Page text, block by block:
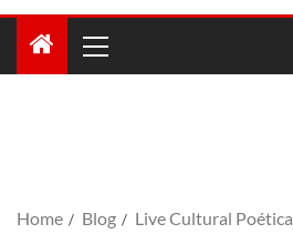
Home Blog Live Cultural Poética